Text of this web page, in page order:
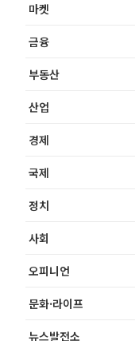
마켓
금융
부동산
산업
경제
국제
정치
사회
오피니언
문화·라이프
뉴스발전소